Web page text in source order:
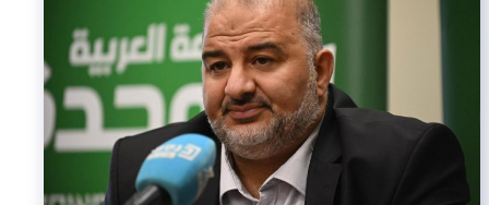
Israel-China Relations